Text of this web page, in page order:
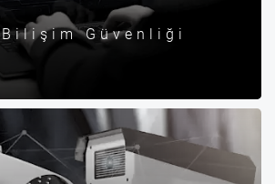
Bilişim Güvenliği